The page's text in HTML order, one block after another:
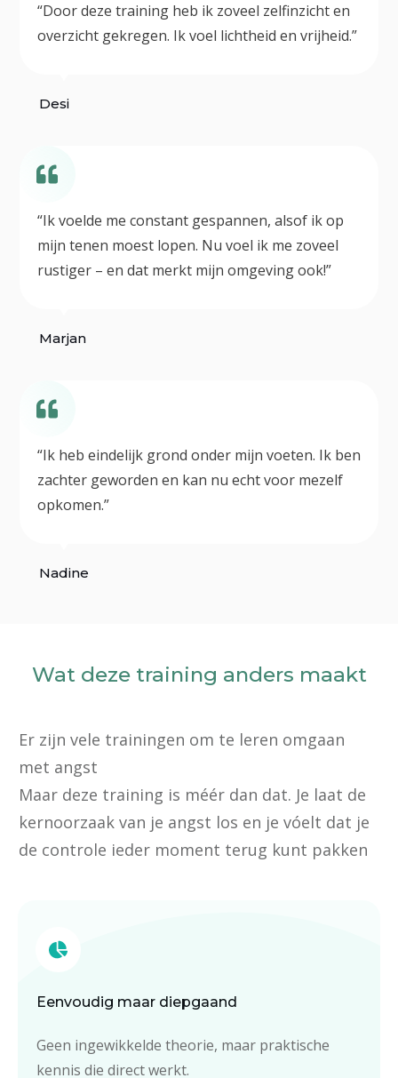
“Door deze training heb ik zoveel zelfinzicht en
overzicht gekregen. Ik voel lichtheid en vrijheid.”
Desi
“Ik voelde me constant gespannen, alsof ik op
mijn tenen moest lopen. Nu voel ik me zoveel
rustiger – en dat merkt mijn omgeving ook!”
Marjan
“Ik heb eindelijk grond onder mijn voeten. Ik ben
zachter geworden en kan nu echt voor mezelf
opkomen.”
Nadine
Wat deze training anders maakt
Er zijn vele trainingen om te leren omgaan
met angst
Maar deze training is méér dan dat. Je laat de
kernoorzaak van je angst los en je vóelt dat je
de controle ieder moment terug kunt pakken
Eenvoudig maar diepgaand
Geen ingewikkelde theorie, maar praktische
kennis die direct werkt.